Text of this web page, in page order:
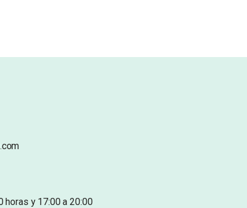
horas y 17:00 a 20:00